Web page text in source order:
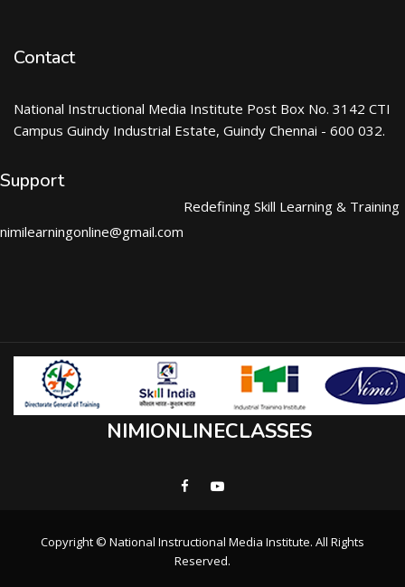
Contact
National Instructional Media Institute Post Box No. 3142 CTI
Campus Guindy Industrial Estate, Guindy Chennai - 600 032.
Support
nimilearningonline@gmail.com
Redefining Skill Learning & Training
NIMIONLINECLASSES
Copyright © National Instructional Media Institute. All Rights
Reserved.